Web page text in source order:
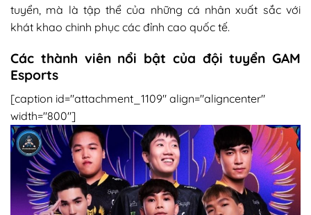
tuyển, mà là tập thể của những cá nhân xuất sắc với
khát khao chinh phục các đỉnh cao quốc tế.
Các thành viên nổi bật của đội tuyển GAM
Esports
[caption id="attachment_1109" align="aligncenter"
width="800"]